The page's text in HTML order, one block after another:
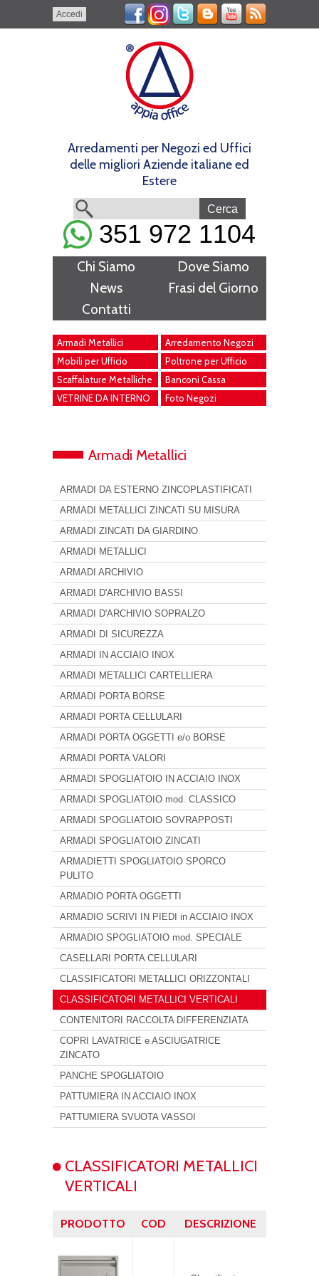
Accedi
Arredamenti per Negozi ed Uffici
delle migliori Aziende italiane ed
Estere
351 972 1104
Chi Siamo
Dove Siamo
News
Frasi del Giorno
Contatti
Armadi Metallici
Arredamento Negozi
Mobili per Ufficio
Poltrone per Ufficio
Scaffalature Metalliche
Banconi Cassa
VETRINE DA INTERNO
Foto Negozi
Armadi Metallici
ARMADI DA ESTERNO ZINCOPLASTIFICATI
ARMADI METALLICI ZINCATI SU MISURA
ARMADI ZINCATI DA GIARDINO
ARMADI METALLICI
ARMADI ARCHIVIO
ARMADI D'ARCHIVIO BASSI
ARMADI D'ARCHIVIO SOPRALZO
ARMADI DI SICUREZZA
ARMADI IN ACCIAIO INOX
ARMADI METALLICI CARTELLIERA
ARMADI PORTA BORSE
ARMADI PORTA CELLULARI
ARMADI PORTA OGGETTI e/o BORSE
ARMADI PORTA VALORI
ARMADI SPOGLIATOIO IN ACCIAIO INOX
ARMADI SPOGLIATOIO mod. CLASSICO
ARMADI SPOGLIATOIO SOVRAPPOSTI
ARMADI SPOGLIATOIO ZINCATI
ARMADIETTI SPOGLIATOIO SPORCO
PULITO
ARMADIO PORTA OGGETTI
ARMADIO SCRIVI IN PIEDI in ACCIAIO INOX
ARMADIO SPOGLIATOIO mod. SPECIALE
CASELLARI PORTA CELLULARI
CLASSIFICATORI METALLICI ORIZZONTALI
CLASSIFICATORI METALLICI VERTICALI
CONTENITORI RACCOLTA DIFFERENZIATA
COPRI LAVATRICE e ASCIUGATRICE
ZINCATO
PANCHE SPOGLIATOIO
PATTUMIERA IN ACCIAIO INOX
PATTUMIERA SVUOTA VASSOI
CLASSIFICATORI METALLICI
VERTICALI
PRODOTTO COD DESCRIZIONE